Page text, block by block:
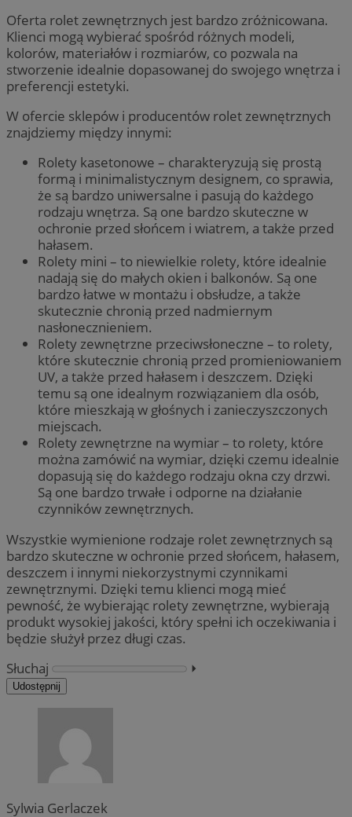
Oferta rolet zewnętrznych jest bardzo zróżnicowana.
Klienci mogą wybierać spośród różnych modeli,
kolorów, materiałów i rozmiarów, co pozwala na
stworzenie idealnie dopasowanej do swojego wnętrza i
preferencji estetyki.
W ofercie sklepów i producentów rolet zewnętrznych
znajdziemy między innymi:
Rolety kasetonowe – charakteryzują się prostą
formą i minimalistycznym designem, co sprawia,
że są bardzo uniwersalne i pasują do każdego
rodzaju wnętrza. Są one bardzo skuteczne w
ochronie przed słońcem i wiatrem, a także przed
hałasem.
Rolety mini – to niewielkie rolety, które idealnie
nadają się do małych okien i balkonów. Są one
bardzo łatwe w montażu i obsłudze, a także
skutecznie chronią przed nadmiernym
nasłonecznieniem.
Rolety zewnętrzne przeciwsłoneczne – to rolety,
które skutecznie chronią przed promieniowaniem
UV, a także przed hałasem i deszczem. Dzięki
temu są one idealnym rozwiązaniem dla osób,
które mieszkają w głośnych i zanieczyszczonych
miejscach.
Rolety zewnętrzne na wymiar – to rolety, które
można zamówić na wymiar, dzięki czemu idealnie
dopasują się do każdego rodzaju okna czy drzwi.
Są one bardzo trwałe i odporne na działanie
czynników zewnętrznych.
Wszystkie wymienione rodzaje rolet zewnętrznych są
bardzo skuteczne w ochronie przed słońcem, hałasem,
deszczem i innymi niekorzystnymi czynnikami
zewnętrznymi. Dzięki temu klienci mogą mieć
pewność, że wybierając rolety zewnętrzne, wybierają
produkt wysokiej jakości, który spełni ich oczekiwania i
będzie służył przez długi czas.
Słuchaj
⏵︎
Udostępnij
Sylwia Gerlaczek